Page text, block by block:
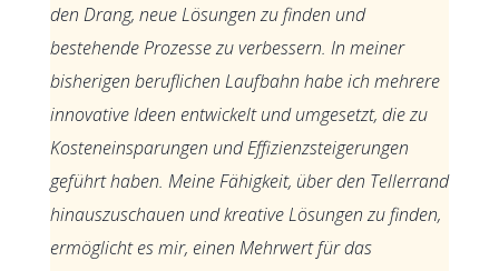
den Drang, neue Lösungen zu finden und
bestehende Prozesse zu verbessern. In meiner
bisherigen beruflichen Laufbahn habe ich mehrere
innovative Ideen entwickelt und umgesetzt, die zu
Kosteneinsparungen und Effizienzsteigerungen
geführt haben. Meine Fähigkeit, über den Tellerrand
hinauszuschauen und kreative Lösungen zu finden,
ermöglicht es mir, einen Mehrwert für das